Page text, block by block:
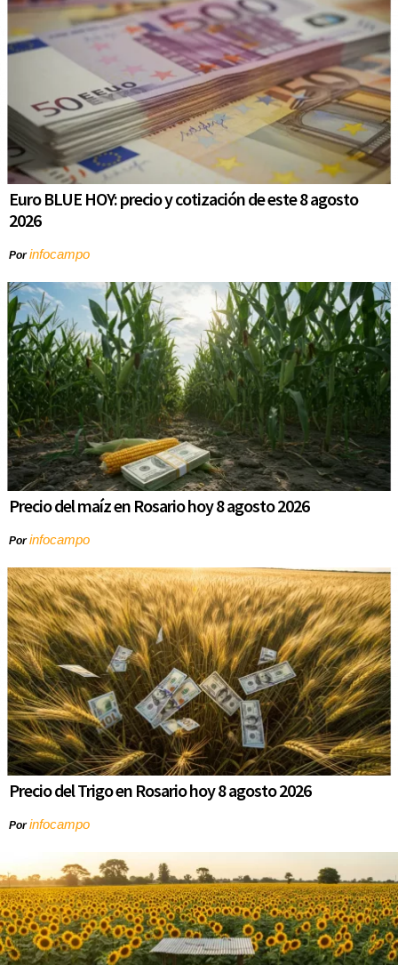
Euro BLUE HOY: precio y cotización de este 8 agosto
2026
Porinfocampo
Precio del maíz en Rosario hoy 8 agosto 2026
Porinfocampo
Precio del Trigo en Rosario hoy 8 agosto 2026
Porinfocampo